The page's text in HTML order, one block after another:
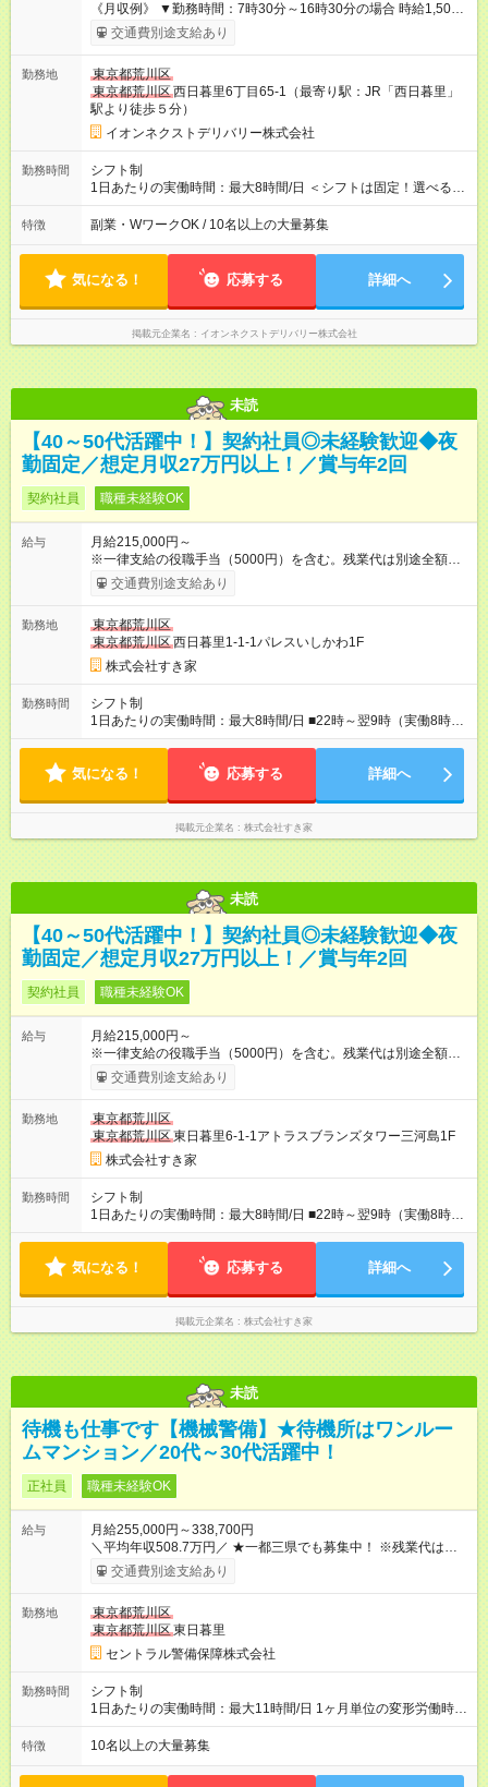
《月収例》 ▼勤務時間：7時30分～16時30分の場合 時給1,500
円×8h＝1.2万円/日 →月給換算1.2万円×16日勤務＝19.2万円
※22時以降深夜手当あり 【試用期間】試用期間あり 試用期間の
交通費別途支給あり
勤務地
東京都荒川区
東京都荒川区西日暮里6丁目65-1（最寄り駅：JR「西日暮里」
駅より徒歩５分）
イオンネクストデリバリー株式会社
勤務時間
シフト制
1日あたりの実働時間：最大8時間/日 ＜シフトは固定！選べる勤
務時間＞ （1）05：00～14：00 （2）07：30～16：30 （3）
12：00～21：00 （4）14：00～23：00 ※勤務時間を異動して
特徴 副業・WワークOK / 10名以上の大量募集
気になる！ 応募する 詳細へ
掲載元企業名 イオンネクストデリバリー株式会社
未読
【40～50代活躍中！】契約社員◎未経験歓迎◆夜
勤固定／想定月収27万円以上！／賞与年2回
契約社員 職種未経験OK
給与
月給215,000円～
※一律支給の役職手当（5000円）を含む。残業代は別途全額支
給。 ※深夜勤務手当は、残業時間等により変動します。 ※想定
月収27万円以上 ※最大4回昇給のチャンスあり ※賞与年2回支給
交通費別途支給あり
勤務地
東京都荒川区
東京都荒川区西日暮里1-1-1パレスいしかわ1F
株式会社すき家
勤務時間
シフト制
1日あたりの実働時間：最大8時間/日 ■22時～翌9時（実働8時
間） ※上記はあくまでも一例です。店舗により、時間が前後す
のシフトを組んでいます。 ★各店舗のサポートのために本社に
気になる！ 応募する 詳細へ
掲載元企業名 株式会社すき家
未読
【40～50代活躍中！】契約社員◎未経験歓迎◆夜
勤固定／想定月収27万円以上！／賞与年2回
契約社員 職種未経験OK
給与
月給215,000円～
※一律支給の役職手当（5000円）を含む。残業代は別途全額支
給。 ※深夜勤務手当は、残業時間等により変動します。 ※想定
月収27万円以上 ※最大4回昇給のチャンスあり ※賞与年2回支給
交通費別途支給あり
勤務地
東京都荒川区
東京都荒川区東日暮里6-1-1アトラスブランズタワー三河島1F
株式会社すき家
勤務時間
シフト制
1日あたりの実働時間：最大8時間/日 ■22時～翌9時（実働8時
間） ※上記はあくまでも一例です。店舗により、時間が前後す
のシフトを組んでいます。 ★各店舗のサポートのために本社に
気になる！ 応募する 詳細へ
掲載元企業名 株式会社すき家
未読
待機も仕事です【機械警備】★待機所はワンルー
ムマンション／20代～30代活躍中！
正社員 職種未経験OK
給与
月給255,000円～338,700円
＼平均年収508.7万円／ ★一都三県でも募集中！ ※残業代は
100％支給します。 ※勤務状況や年齢・経験・能力を考慮して決
定します。 ※上記とは別に年2回の賞与と各種手当を追加支給し
はありません。 【試用期間】試用期間あり 試用期間の長さ：3
ヶ月 雇用形態、給与は本採用時と同じです。
交通費別途支給あり
勤務地
東京都荒川区
東京都荒川区東日暮里
セントラル警備保障株式会社
勤務時間
シフト制
1日あたりの実働時間：最大11時間/日 1ヶ月単位の変形労働時間
制（月平均実働172時間） ＜2交代制勤務＞ ◎日勤／09：00～
20：00（休憩2時間） ◎夜勤／20：00～翌09：00（休憩1時
特徴 10名以上の大量募集